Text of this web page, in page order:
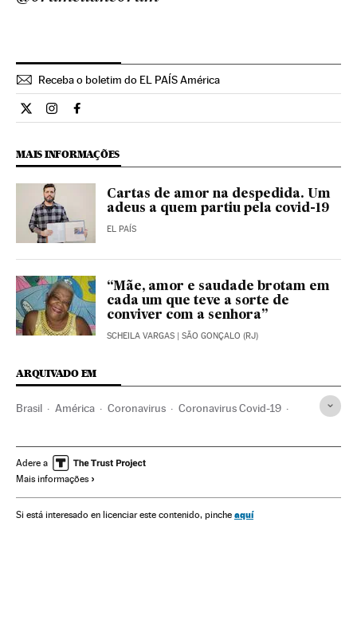
Receba o boletim do EL PAÍS América
Opiniao El País Brasil en Twitter
Opiniao El País Brasil en Instagram
Opiniao El País Brasil en Facebook
MAIS INFORMAÇÕES
Cartas de amor na despedida. Um
adeus a quem partiu pela covid-19
EL PAÍS
“Mãe, amor e saudade brotam em
cada um que teve a sorte de
conviver com a senhora”
SCHEILA VARGAS | SÃO GONÇALO (RJ)
ARQUIVADO EM
Brasil América Coronavirus Coronavirus Covid-19
Indígenas Eliane Brum
Adere a
Mais informações
Si está interesado en licenciar este contenido, pinche aquí